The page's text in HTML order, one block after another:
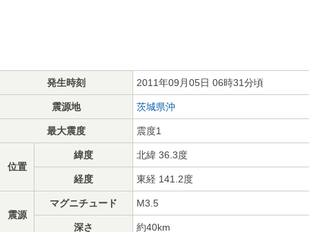
発生時刻 2011年09月05日 06時31分頃
震源地 茨城県沖
最大震度 震度1
位置
緯度 北緯 36.3度
経度 東経 141.2度
震源
マグニチュード M3.5
深さ 約40km